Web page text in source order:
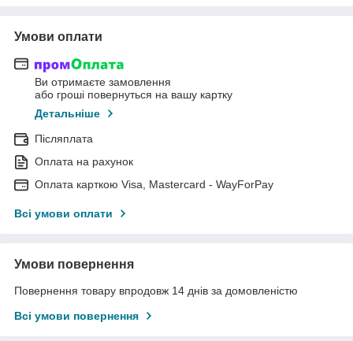
Умови оплати
Ви отримаєте замовлення
або гроші повернуться на вашу картку
Детальніше
Післяплата
Оплата на рахунок
Оплата карткою Visa, Mastercard - WayForPay
Всі умови оплати
Умови повернення
Повернення товару впродовж 14 днів за домовленістю
Всі умови повернення